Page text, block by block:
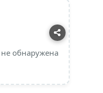
обнаружена